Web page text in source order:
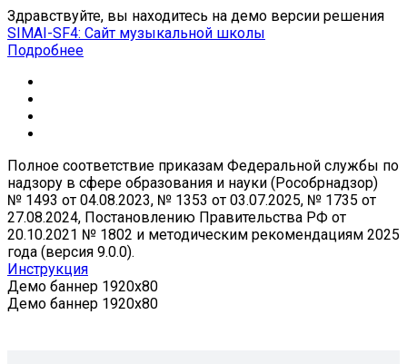
Здравствуйте, вы находитесь на демо версии решения
SIMAI-SF4: Сайт музыкальной школы
Подробнее
Полное соответствие приказам Федеральной службы по
надзору в сфере образования и науки (Рособрнадзор)
№ 1493 от 04.08.2023, № 1353 от 03.07.2025, № 1735 от
27.08.2024, Постановлению Правительства РФ от
20.10.2021 № 1802 и методическим рекомендациям 2025
года (версия 9.0.0).
Инструкция
Демо баннер 1920x80
Демо баннер 1920x80